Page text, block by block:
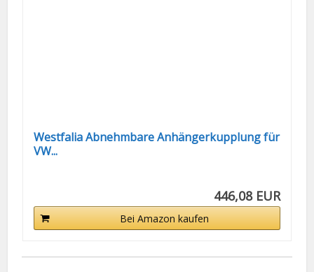
Westfalia Abnehmbare Anhängerkupplung für
VW...
446,08 EUR
Bei Amazon kaufen